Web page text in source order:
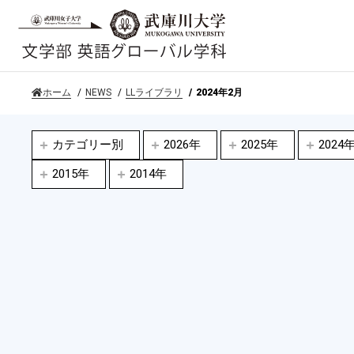
ホーム NEWS LLライブラリ 2024年2月
カテゴリー別 2026年 2025年 2024
2015年 2014年